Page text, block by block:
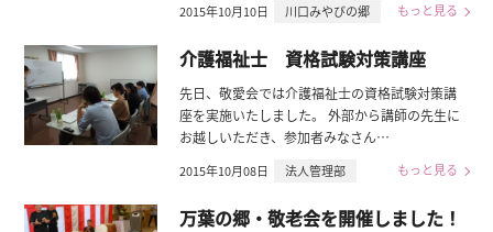
2015年10月10日 川口みやびの郷 もっと見る
介護福祉士 資格試験対策講座
先日、敬愛会では介護福祉士の資格試験対策講
座を実施いたしました。 外部から講師の先生に
お越しいただき、参加者みなさん…
2015年10月08日 法人管理部 もっと見る
万葉の郷・敬老会を開催しました！